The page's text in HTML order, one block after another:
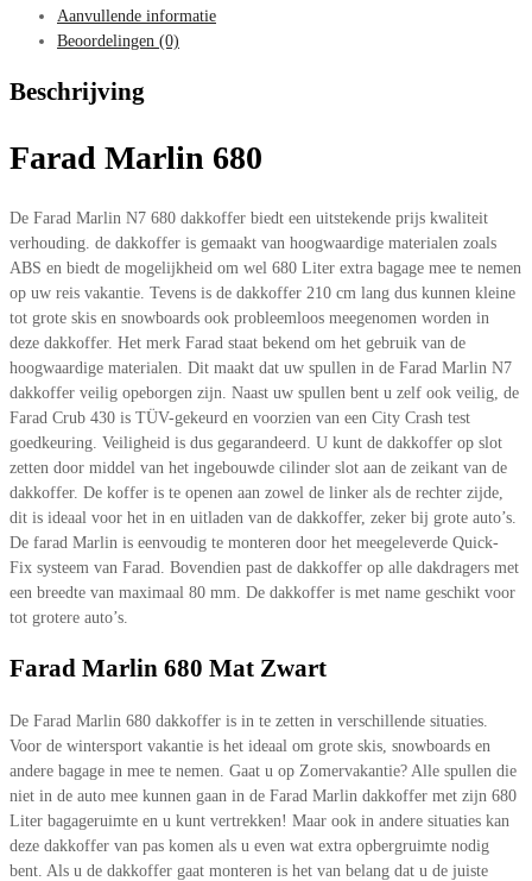
Aanvullende informatie
Beoordelingen (0)
Beschrijving
Farad Marlin 680
De Farad Marlin N7 680 dakkoffer biedt een uitstekende prijs kwaliteit
verhouding. de dakkoffer is gemaakt van hoogwaardige materialen zoals
ABS en biedt de mogelijkheid om wel 680 Liter extra bagage mee te nemen
op uw reis vakantie. Tevens is de dakkoffer 210 cm lang dus kunnen kleine
tot grote skis en snowboards ook probleemloos meegenomen worden in
deze dakkoffer. Het merk Farad staat bekend om het gebruik van de
hoogwaardige materialen. Dit maakt dat uw spullen in de Farad Marlin N7
dakkoffer veilig opeborgen zijn. Naast uw spullen bent u zelf ook veilig, de
Farad Crub 430 is TÜV-gekeurd en voorzien van een City Crash test
goedkeuring. Veiligheid is dus gegarandeerd. U kunt de dakkoffer op slot
zetten door middel van het ingebouwde cilinder slot aan de zeikant van de
dakkoffer. De koffer is te openen aan zowel de linker als de rechter zijde,
dit is ideaal voor het in en uitladen van de dakkoffer, zeker bij grote auto’s.
De farad Marlin is eenvoudig te monteren door het meegeleverde Quick-
Fix systeem van Farad. Bovendien past de dakkoffer op alle dakdragers met
een breedte van maximaal 80 mm. De dakkoffer is met name geschikt voor
tot grotere auto’s.
Farad Marlin 680 Mat Zwart
De Farad Marlin 680 dakkoffer is in te zetten in verschillende situaties.
Voor de wintersport vakantie is het ideaal om grote skis, snowboards en
andere bagage in mee te nemen. Gaat u op Zomervakantie? Alle spullen die
niet in de auto mee kunnen gaan in de Farad Marlin dakkoffer met zijn 680
Liter bagageruimte en u kunt vertrekken! Maar ook in andere situaties kan
deze dakkoffer van pas komen als u even wat extra opbergruimte nodig
bent. Als u de dakkoffer gaat monteren is het van belang dat u de juiste